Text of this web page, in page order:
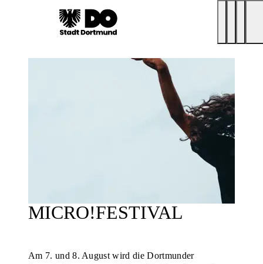
MICRO!FESTIVAL
Am 7. und 8. August wird die Dortmunder